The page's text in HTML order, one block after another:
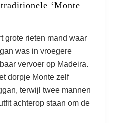
‘Monte
grote rieten mand waar
was in vroegere
vervoer op Madeira.
dorpje Monte zelf
terwijl twee mannen
achterop staan om de